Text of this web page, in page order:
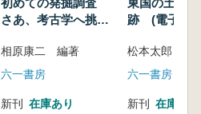
初めての発掘調査
さあ、考古学へ挑戦
相原康二 編著
六一書房
新刊 在庫あり
跡 (電子書
松本太郎 著
六一書房
新刊 在庫あり